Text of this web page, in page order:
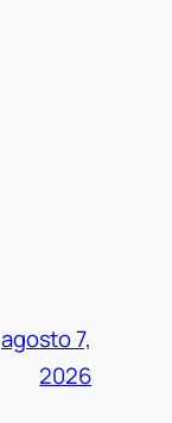
agosto 7,
2026